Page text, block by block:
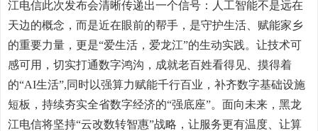
江电信此次发布会清晰传递出一个信号：人工智能不是远在
天边的概念，而是近在眼前的帮手，是守护生活、赋能家乡
的重要力量，更是“爱生活，爱龙江”的生动实践。让技术可
感可用，切实打通数字鸿沟，成就老百姓看得见、摸得着
的“AI生活”,同时以强算力赋能千行百业，补齐数字基础设施
短板，持续夯实全省数字经济的“强底座”。面向未来，黑龙
江电信将坚持“云改数转智惠”战略，让服务更有温度、让算